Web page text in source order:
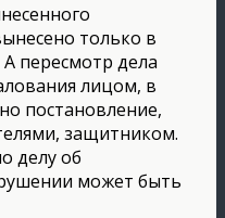
только в
пересмотр дела
лицом, в
постановление,
защитником.
делу об
может быть